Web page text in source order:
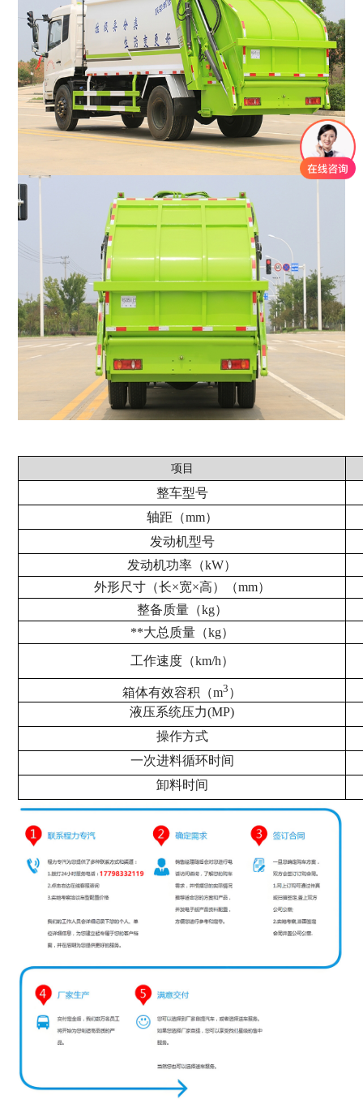
项目
整车型号
轴距（mm）
发动机型号
发动机功率（kW）
外形尺寸（长×宽×高）（mm）
整备质量（kg）
**大总质量（kg）
工作速度（km/h）
箱体有效容积（m3 ）
液压系统压力(MP)
操作方式
一次进料循环时间
卸料时间